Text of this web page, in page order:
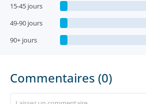
15-45 jours
49-90 jours
90+ jours
Commentaires (0)